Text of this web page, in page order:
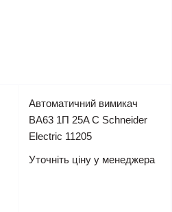
Автоматичний вимикач
ВА63 1П 25A C Schneider
Electric 11205
Уточніть ціну у менеджера